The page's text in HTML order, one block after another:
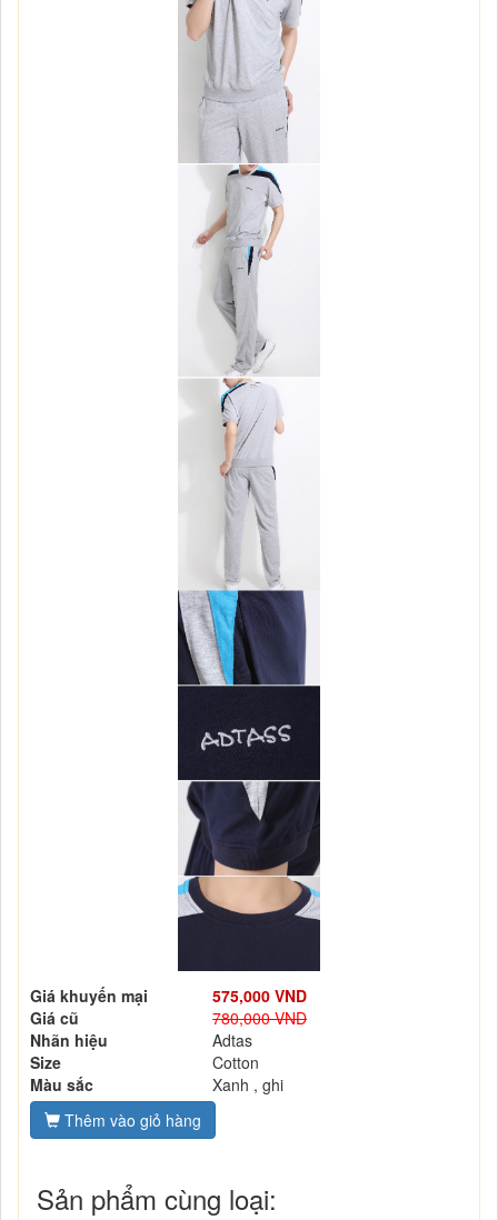
Giá khuyến mại
575,000 VND
Giá cũ
780,000 VND
Nhãn hiệu
Adtas
Size
Cotton
Màu sắc
Xanh , ghi
Thêm vào giỏ hàng
Sản phẩm cùng loại: